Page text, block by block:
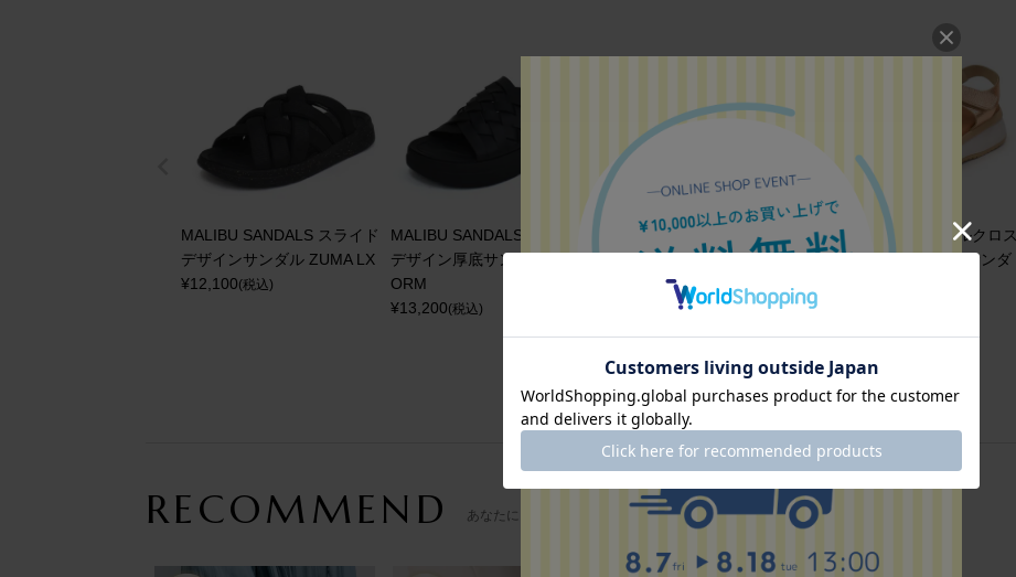
MALIBU SANDALS スライド
デザインサンダル ZUMA LX
¥12,100(税込)
MALIBU SANDALS スライド
デザイン厚底サンダル PLATF
ORM
¥13,200(税込)
OH MY SANDALS スタッズデ
(税込)
OH MY SANDALS ベルクロス
トラップコンフォートサンダ
¥
RECOMMEND あなたにおすすめのアイテム